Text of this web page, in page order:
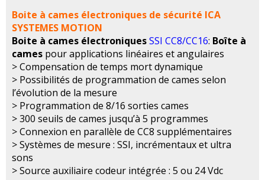
Boite à cames électroniques de sécurité ICA
SYSTEMES MOTION
Boite à cames électroniquesSSI CC8/CC16: Boîte à
cames pour applications linéaires et angulaires
> Compensation de temps mort dynamique
> Possibilités de programmation de cames selon
l’évolution de la mesure
> Programmation de 8/16 sorties cames
> 300 seuils de cames jusqu’à 5 programmes
> Connexion en parallèle de CC8 supplémentaires
> Systèmes de mesure : SSI, incrémentaux et ultra
sons
> Source auxiliaire codeur intégrée : 5 ou 24 Vdc